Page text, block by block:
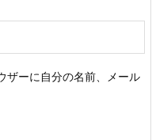
ザーに自分の名前、メール